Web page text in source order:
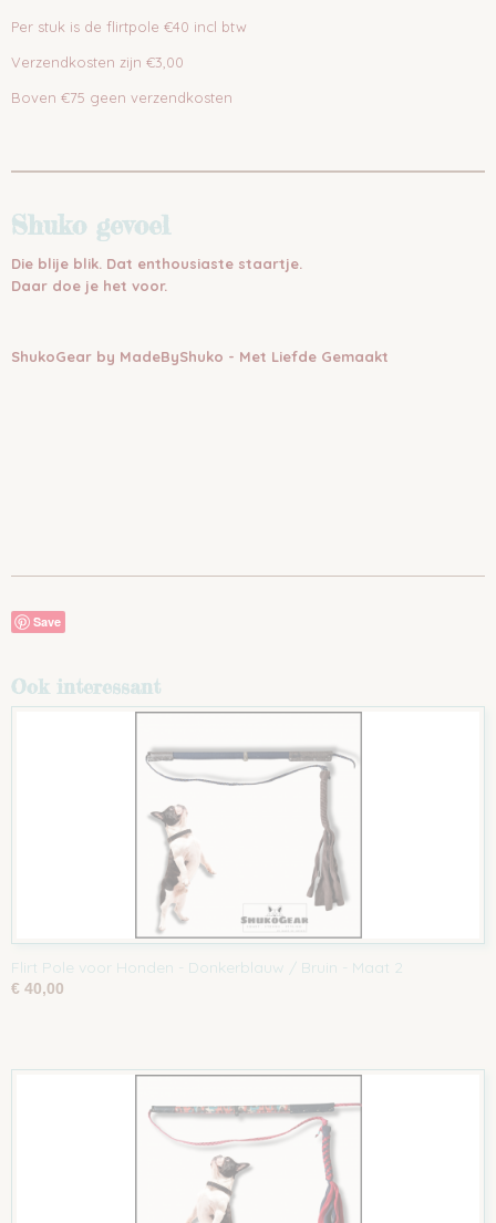
Per stuk is de flirtpole €40 incl btw
Verzendkosten zijn €3,00
Boven €75 geen verzendkosten
Shuko gevoel
Die blije blik. Dat enthousiaste staartje.
Daar doe je het voor.
ShukoGear by MadeByShuko - Met Liefde Gemaakt
Save
Ook interessant
Flirt Pole voor Honden - Donkerblauw / Bruin - Maat 2
€ 40,00